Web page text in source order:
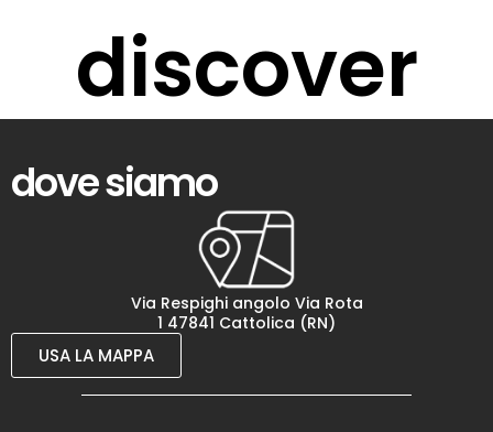
discover
dove siamo
Via Respighi angolo Via Rota
1 47841 Cattolica (RN)
USA LA MAPPA